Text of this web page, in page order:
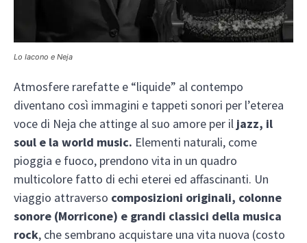
Lo Iacono e Neja
Atmosfere rarefatte e “liquide” al contempo
diventano così immagini e tappeti sonori per l’eterea
voce di Neja che attinge al suo amore per il jazz, il
soul e la world music. Elementi naturali, come
pioggia e fuoco, prendono vita in un quadro
multicolore fatto di echi eterei ed affascinanti. Un
viaggio attraverso composizioni originali, colonne
sonore (Morricone) e grandi classici della musica
rock, che sembrano acquistare una vita nuova (costo